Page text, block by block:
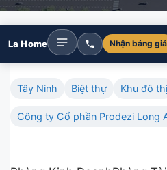
La Home Nhận bảng giá
Tây Ninh Biệt thự Khu đô thị
Công ty Cổ phần Prodezi Long